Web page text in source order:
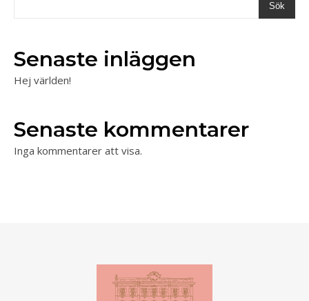
Sök
Senaste inläggen
Hej världen!
Senaste kommentarer
Inga kommentarer att visa.